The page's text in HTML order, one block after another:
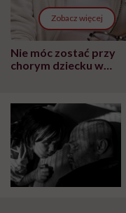
Zobacz więcej
Nie móc zostać przy
chorym dziecku w
może chyba tylko
głupota i brak
wyobraźni"